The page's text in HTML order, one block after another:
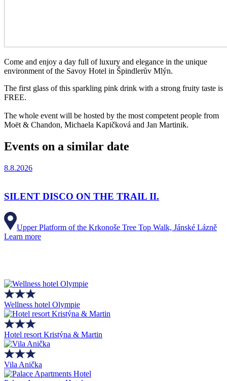
Come and enjoy a day full of luxury and elegance in the unique
environment of the Savoy Hotel in Špindlerův Mlýn.
The first glass of this sparkling pink drink with a strong fruity taste is
FREE.
The whole event will be hosted by the most competent people from
Moët & Chandon, Michaela Kapičková and Jan Martinik.
Events on a similar date
8.8.2026
SILENT DISCO ON THE TRAIL II.
Upper Platform of the Krkonoše Tree Top Walk, Jánské Lázně
Learn more
Wellness hotel Olympie
Hotel resort Kristýna & Martin
Vila Anička